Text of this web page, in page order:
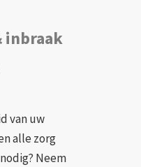
inbraak
van uw
alle zorg
Neem